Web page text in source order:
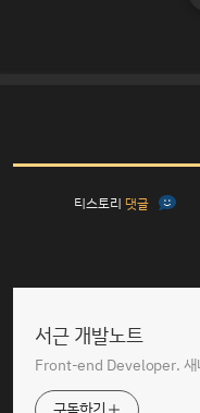
티스토리 댓글
서근 개발노트
Front-end Developer. 새